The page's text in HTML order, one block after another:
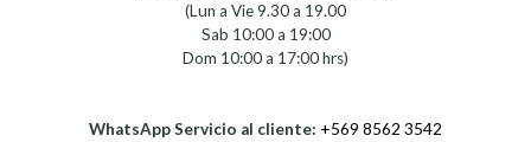
(Lun a Vie 9.30 a 19.00
Sab 10:00 a 19:00
Dom 10:00 a 17:00 hrs)
WhatsApp Servicio al cliente: +569 8562 3542